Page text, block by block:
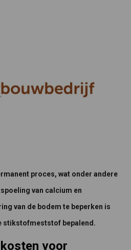
proces, wat onder andere
van calcium en
van de bodem te beperken is
stikstofmeststof bepalend.
voor